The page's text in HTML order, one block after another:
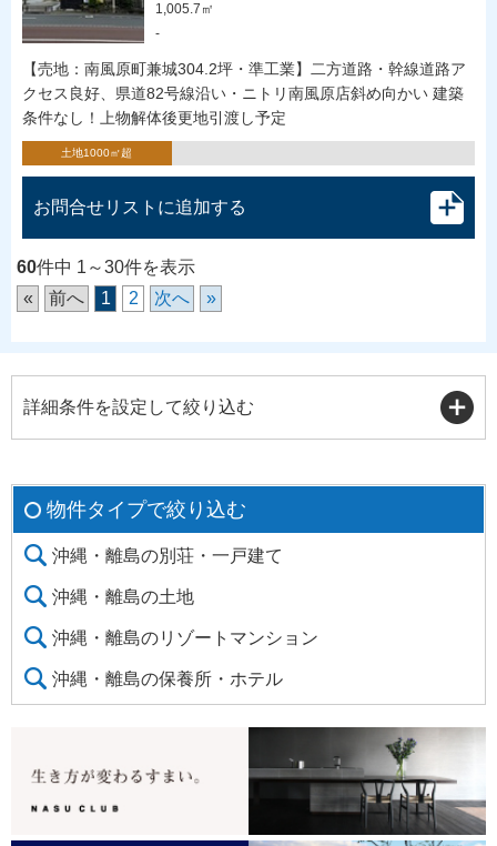
1,005.7㎡
-
【売地：南風原町兼城304.2坪・準工業】二方道路・幹線道路ア
クセス良好、県道82号線沿い・ニトリ南風原店斜め向かい 建築
条件なし！上物解体後更地引渡し予定
土地1000㎡超
お問合せリストに追加する
60件中 1～30件を表示
«
前へ 1 2 次へ »
詳細条件を設定して絞り込む
物件タイプで絞り込む
沖縄・離島の別荘・一戸建て
沖縄・離島の土地
沖縄・離島のリゾートマンション
沖縄・離島の保養所・ホテル